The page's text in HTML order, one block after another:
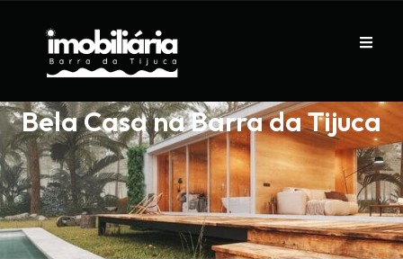
Bela Casa na Barra da Tijuca